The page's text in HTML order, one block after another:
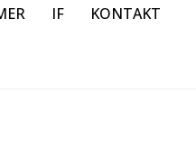
IF KONTAKT